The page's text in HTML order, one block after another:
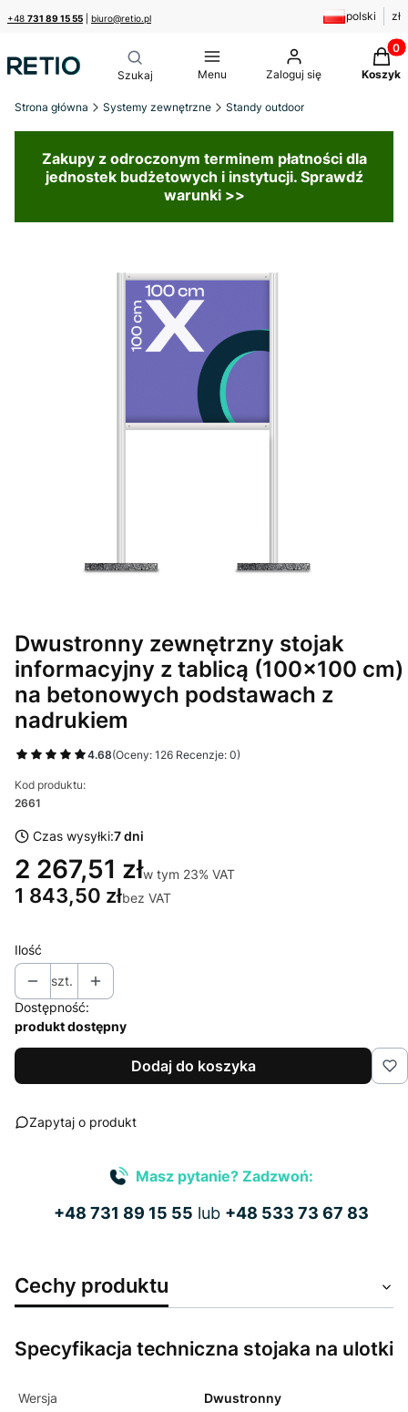
+48 731 89 15 55 biuro@retio.pl polski zł
Menu Zaloguj się Koszyk
Strona główna Systemy zewnętrzne Standy outdoor
Zakupy z odroczonym terminem płatności dla
jednostek budżetowych i instytucji. Sprawdź
warunki >>
Dwustronny zewnętrzny stojak
informacyjny z tablicą (100x100 cm)
na betonowych podstawach z
nadrukiem
4.68(Oceny: 126 Recenzje: 0)
Kod produktu:
2661
Czas wysyłki:7 dni
2 267,51 złw tym 23% VAT
w tym 23% VAT
1 843,50 złbez VAT
Ilość
szt.
Dostępność:
produkt dostępny
Dodaj do koszyka
Zapytaj o produkt
Masz pytanie? Zadzwoń:
+48 731 89 15 55 lub +48 533 73 67 83
Cechy produktu
Specyfikacja techniczna stojaka na ulotki
Wersja Dwustronny